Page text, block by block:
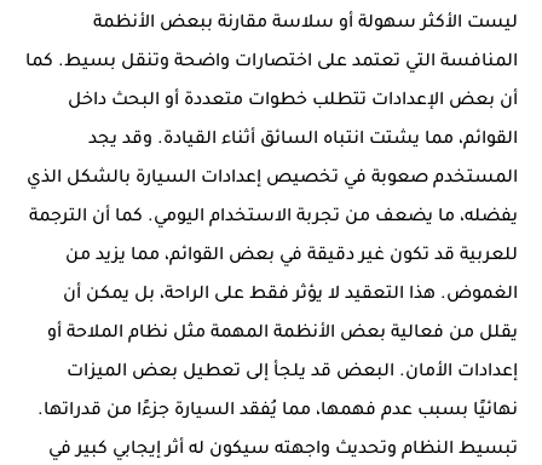
ليست الأكثر سهولة أو سلاسة مقارنة ببعض الأنظمة
المنافسة التي تعتمد على اختصارات واضحة وتنقل بسيط. كما
أن بعض الإعدادات تتطلب خطوات متعددة أو البحث داخل
القوائم، مما يشتت انتباه السائق أثناء القيادة. وقد يجد
المستخدم صعوبة في تخصيص إعدادات السيارة بالشكل الذي
يفضله، ما يضعف من تجربة الاستخدام اليومي. كما أن الترجمة
للعربية قد تكون غير دقيقة في بعض القوائم، مما يزيد من
الغموض. هذا التعقيد لا يؤثر فقط على الراحة، بل يمكن أن
يقلل من فعالية بعض الأنظمة المهمة مثل نظام الملاحة أو
إعدادات الأمان. البعض قد يلجأ إلى تعطيل بعض الميزات
نهائيًا بسبب عدم فهمها، مما يُفقد السيارة جزءًا من قدراتها.
تبسيط النظام وتحديث واجهته سيكون له أثر إيجابي كبير في